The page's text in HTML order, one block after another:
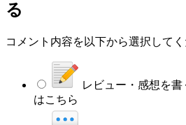
る
コメント内容を以下から選択して
レビュー・感想を書
はこちら